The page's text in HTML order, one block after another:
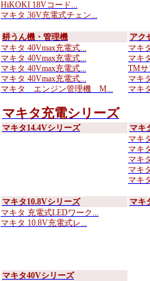
HiKOKI 18Vコード...
マキタ 36V充電式チェン...
耕うん機・管理機
マキタ 40Vmax充電式...
マキタ 40Vmax充電式...
マキタ 40Vmax充電式...
マキタ 40Vmax充電式...
マキタ エンジン管理機 M...
アク
マキ
マキ
TMサ
マキ
マキ
マキタ充電シリーズ
マキタ14.4Vシリーズ
マキ
マキ
マキ
マキ
マキ
マキ
マキタ10.8Vシリーズ
マキタ 充電式LEDワーク...
マキタ 10.8V充電式レ...
マキ
マキタ40Vシリーズ